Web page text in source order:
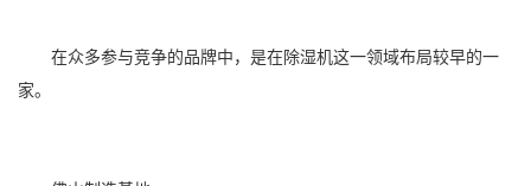
在众多参与竞争的品牌中，是在除湿机这一领域布局较早的一
家。